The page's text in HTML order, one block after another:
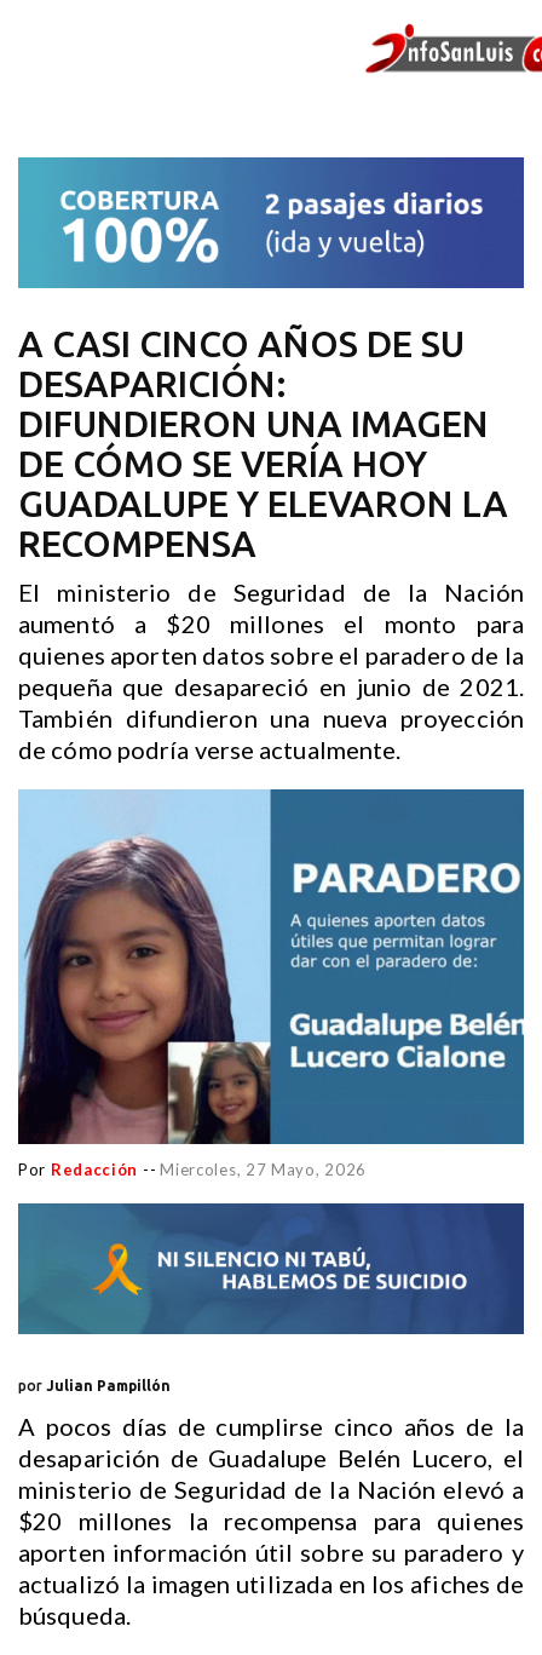
A CASI CINCO AÑOS DE SU
DESAPARICIÓN:
DIFUNDIERON UNA IMAGEN
DE CÓMO SE VERÍA HOY
GUADALUPE Y ELEVARON LA
RECOMPENSA
El ministerio de Seguridad de la Nación
aumentó a $20 millones el monto para
quienes aporten datos sobre el paradero de la
pequeña que desapareció en junio de 2021.
También difundieron una nueva proyección
de cómo podría verse actualmente.
Por Redacción -- Miercoles, 27 Mayo, 2026
por Julian Pampillón
A pocos días de cumplirse cinco años de la
desaparición de Guadalupe Belén Lucero, el
ministerio de Seguridad de la Nación elevó a
$20 millones la recompensa para quienes
aporten información útil sobre su paradero y
actualizó la imagen utilizada en los afiches de
búsqueda.